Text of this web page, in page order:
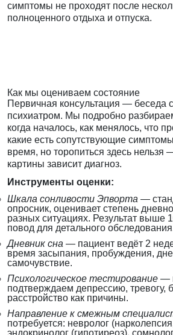
симптомы не проходят после
полноценного отдыха и отпуска.
Как мы оцениваем состояние
Первичная консультация — беседа
психиатром. Мы подробно
когда началось, как менялось, что
какие есть сопутствующие
время, но торопиться здесь нельзя
картины зависит диагноз.
Инструменты оценки:
Шкала сонливости Эпворта —
опросник, оценивает степень
разных ситуациях. Результат выше
повод для детального
Дневник сна — пациент ведёт 2
время засыпания, пробуждения,
самочувствие.
Психологическое тестирование —
подтверждаем депрессию, тревогу,
расстройство как причины.
Направление к смежным
потребуется: невролог